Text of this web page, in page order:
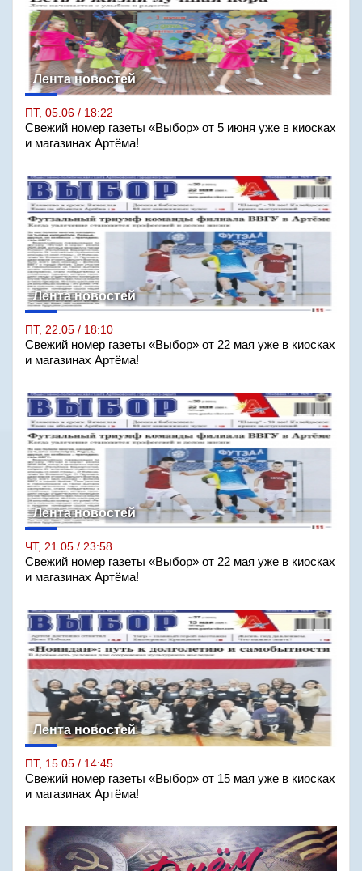
Лента новостей
ПТ, 05.06 / 18:22
Свежий номер газеты «Выбор» от 5 июня уже в киосках
и магазинах Артёма!
Лента новостей
ПТ, 22.05 / 18:10
Свежий номер газеты «Выбор» от 22 мая уже в киосках
и магазинах Артёма!
Лента новостей
ЧТ, 21.05 / 23:58
Свежий номер газеты «Выбор» от 22 мая уже в киосках
и магазинах Артёма!
Лента новостей
ПТ, 15.05 / 14:45
Свежий номер газеты «Выбор» от 15 мая уже в киосках
и магазинах Артёма!